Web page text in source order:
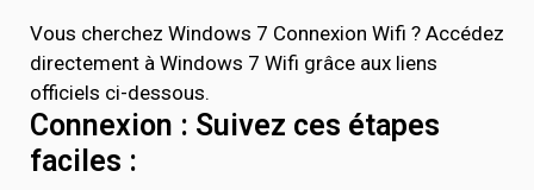
Vous cherchez Windows 7 Connexion Wifi ? Accédez
directement à Windows 7 Wifi grâce aux liens
officiels ci-dessous.
Connexion : Suivez ces étapes
faciles :